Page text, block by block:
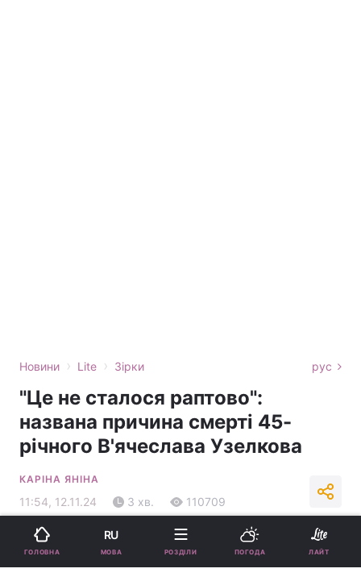
Новини › Lite › Зірки рус
"Це не сталося раптово":
названа причина смерті 45-
річного В'ячеслава Узелкова
КАРІНА ЯНІНА
11:54, 12.11.24 3 хв. 110709
Підпишіться на нас в Google
ГОЛОВНА
RU
МОВА РОЗДІЛИ ПОГОДА ЛАЙТ